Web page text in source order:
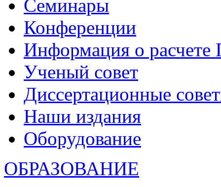
Семинары
Конференции
Информация о
Ученый совет
Диссертационные
Наши издания
Оборудование
ОБРАЗОВАНИЕ